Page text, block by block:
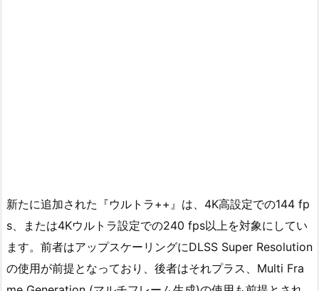
新たに追加された『ウルトラ++』は、4K高設定での144 fp
s、または4Kウルトラ設定での240 fps以上を対象にしてい
ます。前者はアップスケーリングにDLSS Super Resolution
の使用が前提となっており、後者はそれプラス、Multi Fra